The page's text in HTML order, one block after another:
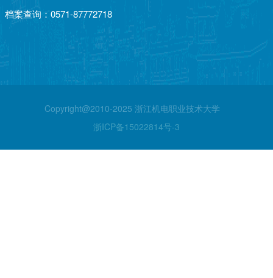
档案查询：0571-87772718
Copyright@2010-2025 浙江机电职业技术大学
浙ICP备15022814号-3